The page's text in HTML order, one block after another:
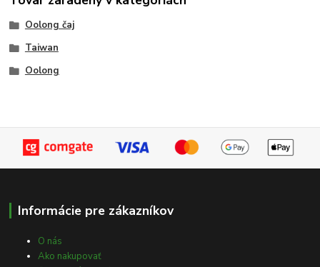
Oolong čaj
Taiwan
Oolong
Informácie pre zákazníkov
O nás
Ako nakupovať